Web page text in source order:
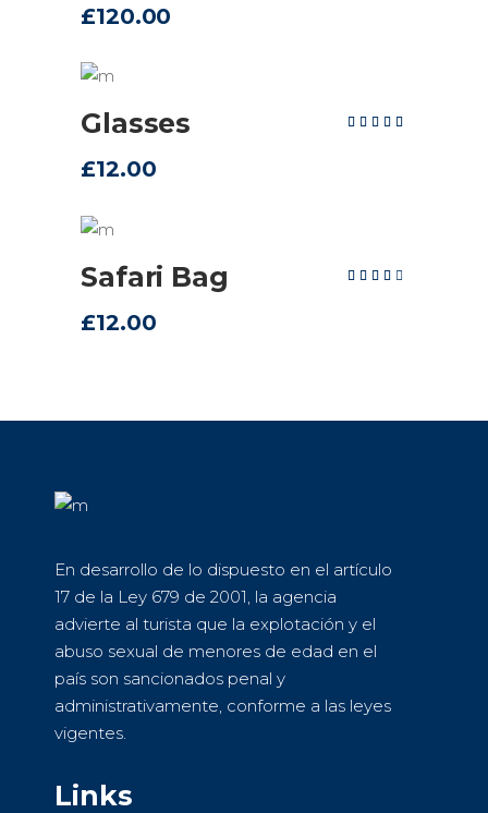
£120.00
Glasses
£12.00
Safari Bag
£12.00
En desarrollo de lo dispuesto en el artículo
17 de la Ley 679 de 2001, la agencia
advierte al turista que la explotación y el
abuso sexual de menores de edad en el
país son sancionados penal y
administrativamente, conforme a las leyes
vigentes.
Links